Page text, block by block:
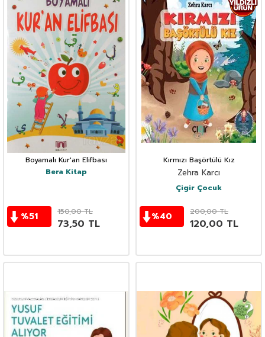
Boyamalı Kur'an Elifbası
Bera Kitap
%51 150,00TL
73,50 TL
Kırmızı Başörtülü Kız
Zehra Karcı
Çigir Çocuk
%40 200,00TL
120,00 TL